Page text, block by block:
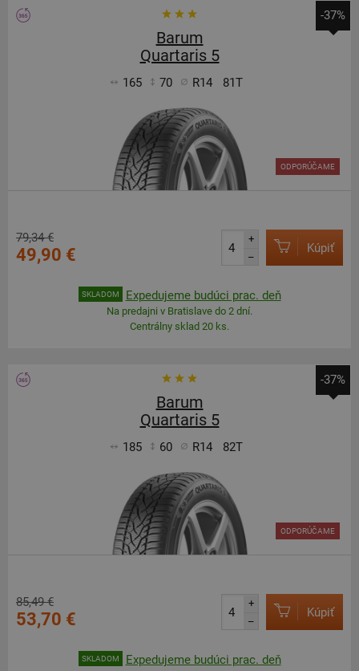
-37%
Barum
Quartaris 5
165 70 R14 81T
ODPORÚČAME
79,34 €
49,90 €
+
–
Kúpiť
SKLADOM Expedujeme budúci prac. deň
Na predajni v Bratislave do 2 dní.
Centrálny sklad 20 ks.
-37%
Barum
Quartaris 5
185 60 R14 82T
ODPORÚČAME
85,49 €
53,70 €
+
–
Kúpiť
SKLADOM Expedujeme budúci prac. deň